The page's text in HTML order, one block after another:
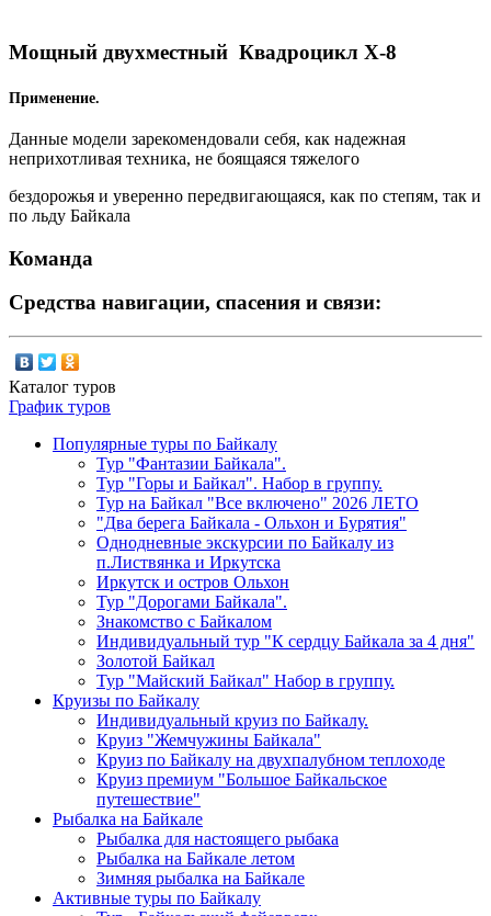
Мощный двухместный Квадроцикл Х-8
Применение.
Данные модели зарекомендовали себя, как надежная
неприхотливая техника, не боящаяся тяжелого
бездорожья и уверенно передвигающаяся, как по степям, так и
по льду Байкала
Команда
Средства навигации, спасения и связи:
Каталог туров
График туров
Популярные туры по Байкалу
Тур "Фантазии Байкала".
Тур "Горы и Байкал". Набор в группу.
Тур на Байкал "Все включено" 2026 ЛЕТО
"Два берега Байкала - Ольхон и Бурятия"
Однодневные экскурсии по Байкалу из
п.Листвянка и Иркутска
Иркутск и остров Ольхон
Тур "Дорогами Байкала".
Знакомство с Байкалом
Индивидуальный тур "К сердцу Байкала за 4 дня"
Золотой Байкал
Тур "Майский Байкал" Набор в группу.
Круизы по Байкалу
Индивидуальный круиз по Байкалу.
Круиз "Жемчужины Байкала"
Круиз по Байкалу на двухпалубном теплоходе
Круиз премиум "Большое Байкальское
путешествие"
Рыбалка на Байкале
Рыбалка для настоящего рыбака
Рыбалка на Байкале летом
Зимняя рыбалка на Байкале
Активные туры по Байкалу